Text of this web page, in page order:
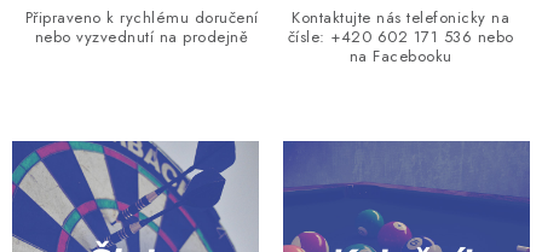
Připraveno k rychlému doručení
nebo vyzvednutí na prodejně
Kontaktujte nás telefonicky na
čísle: +420 602 171 536 nebo
na Facebooku